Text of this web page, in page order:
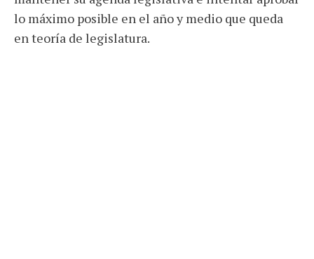
lo máximo posible en el año y medio que queda
en teoría de legislatura.